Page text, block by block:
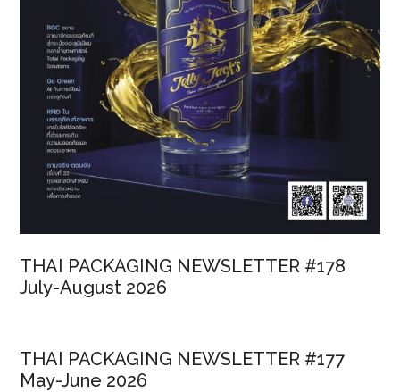
เอกชน
ร่วม
โครงการ
รีไซเคิล
แนวทาง
การ
อย่าง
ความ
THAI PACKAGING NEWSLETTER #178
July-August 2026
THAI PACKAGING NEWSLETTER #177
May-June 2026